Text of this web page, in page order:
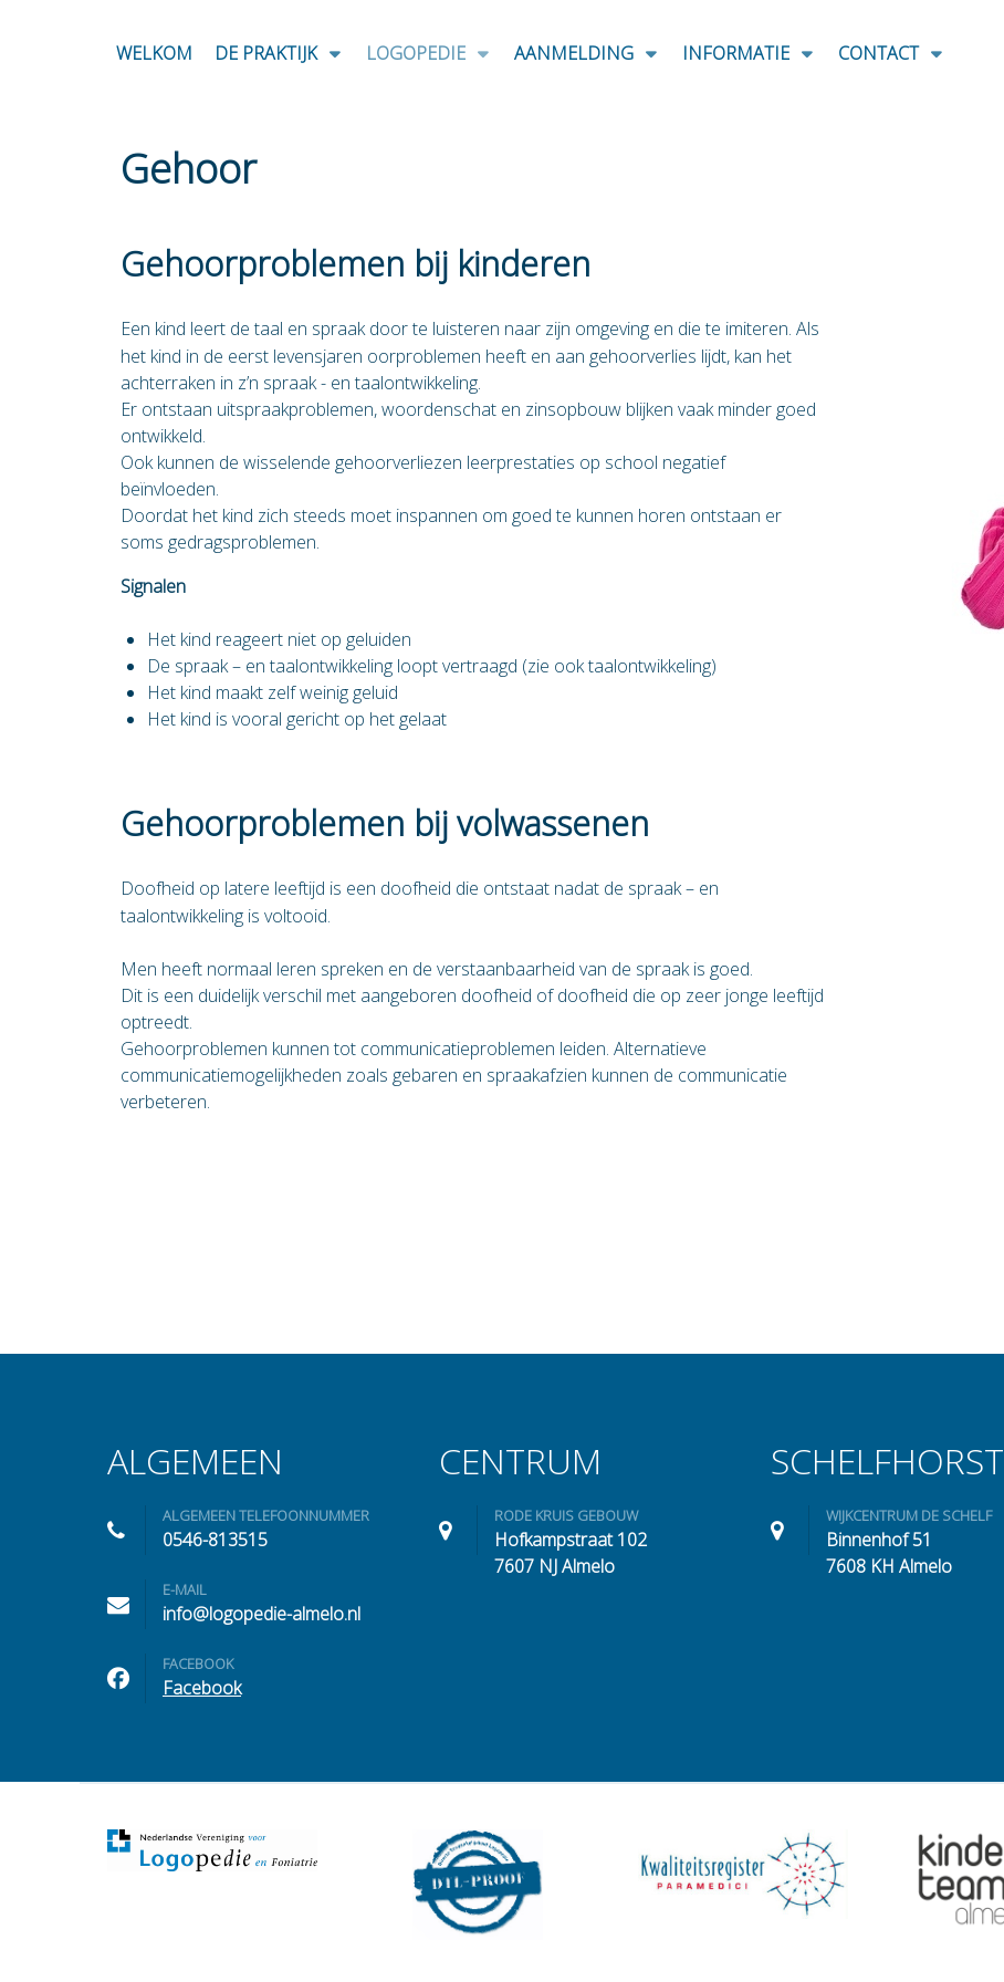
WELKOM DE PRAKTIJK LOGOPEDIE AANMELDING INFORMATIE CONTACT
Gehoor
Gehoorproblemen bij kinderen
Een kind leert de taal en spraak door te luisteren naar zijn omgeving en die te imiteren. Als
het kind in de eerst levensjaren oorproblemen heeft en aan gehoorverlies lijdt, kan het
achterraken in z’n spraak - en taalontwikkeling.
Er ontstaan uitspraakproblemen, woordenschat en zinsopbouw blijken vaak minder goed
ontwikkeld.
Ook kunnen de wisselende gehoorverliezen leerprestaties op school negatief
beïnvloeden.
Doordat het kind zich steeds moet inspannen om goed te kunnen horen ontstaan er
soms gedragsproblemen.
Signalen
Het kind reageert niet op geluiden
De spraak – en taalontwikkeling loopt vertraagd (zie ook taalontwikkeling)
Het kind maakt zelf weinig geluid
Het kind is vooral gericht op het gelaat
Gehoorproblemen bij volwassenen
Doofheid op latere leeftijd is een doofheid die ontstaat nadat de spraak – en
taalontwikkeling is voltooid.
Men heeft normaal leren spreken en de verstaanbaarheid van de spraak is goed.
Dit is een duidelijk verschil met aangeboren doofheid of doofheid die op zeer jonge leeftijd
optreedt.
Gehoorproblemen kunnen tot communicatieproblemen leiden. Alternatieve
communicatiemogelijkheden zoals gebaren en spraakafzien kunnen de communicatie
verbeteren.
ALGEMEEN
ALGEMEEN TELEFOONNUMMER
0546-813515
E-MAIL
info@logopedie-almelo.nl
FACEBOOK
Facebook
CENTRUM
RODE KRUIS GEBOUW
Hofkampstraat 102
7607 NJ Almelo
SCHELFHORST
WIJKCENTRUM DE SCHELF
Binnenhof 51
7608 KH Almelo